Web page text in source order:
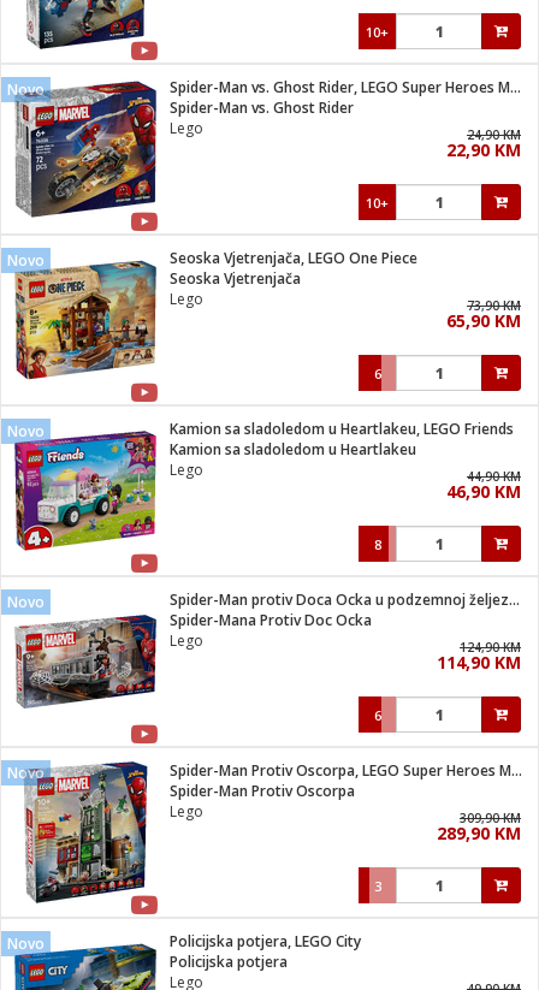
metar
ostalo
pribor
pribor
Vitrine
Sušilica
/ Zdravlje
za kosu
brijanje
pribor
i kutije
10+
Novo
Spider-Man vs. Ghost Rider, LEGO Super Heroes Marvel
Spider-Man vs. Ghost Rider
Lego
24,90 KM
22,90 KM
10+
Novo
Seoska Vjetrenjača, LEGO One Piece
Seoska Vjetrenjača
Lego
73,90 KM
65,90 KM
6
Novo
Kamion sa sladoledom u Heartlakeu, LEGO Friends
Kamion sa sladoledom u Heartlakeu
Lego
44,90 KM
46,90 KM
8
Novo
Spider-Man protiv Doca Ocka u podzemnoj željeznici
Spider-Mana Protiv Doc Ocka
Lego
124,90 KM
114,90 KM
6
Novo
Spider-Man Protiv Oscorpa, LEGO Super Heroes Marvel
Spider-Man Protiv Oscorpa
Lego
309,90 KM
289,90 KM
3
Novo
Policijska potjera, LEGO City
Policijska potjera
Lego